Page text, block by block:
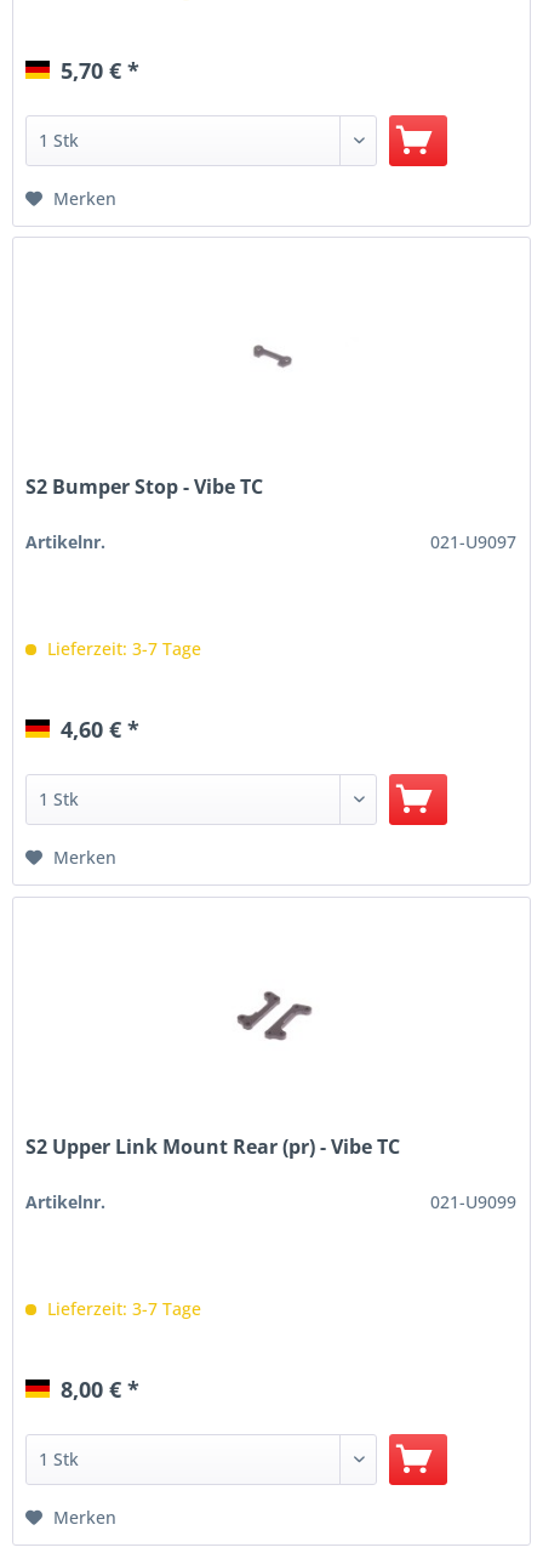
5,70 € *
Merken
S2 Bumper Stop - Vibe TC
Artikelnr. 021-U9097
Lieferzeit: 3-7 Tage
4,60 € *
Merken
S2 Upper Link Mount Rear (pr) - Vibe TC
Artikelnr. 021-U9099
Lieferzeit: 3-7 Tage
8,00 € *
Merken